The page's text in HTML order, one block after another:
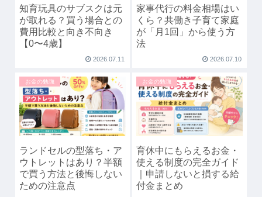
知育玩具のサブスクは元
が取れる？買う場合との
費用比較と向き不向き
【0〜4歳】
2026.07.11
家事代行の料金相場はい
くら？共働き子育て家庭
が「月1回」から使う方
法
2026.07.10
お金の勉強
ランドセルの型落ち・ア
ウトレットはあり？半額
で買う方法と後悔しない
ための注意点
お金の勉強
育休中にもらえるお金・
使える制度の完全ガイド
｜申請しないと損する給
付金まとめ